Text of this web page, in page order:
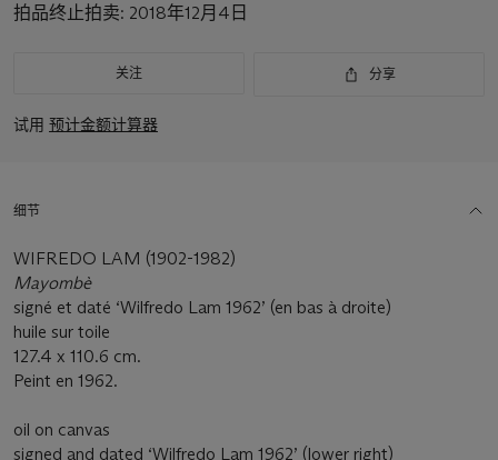
拍品终止拍卖: 2018年12月4日
关注 分享
试用 预计金额计算器
细节
WIFREDO LAM (1902-1982)
Mayombè
signé et daté ‘Wilfredo Lam 1962’ (en bas à droite)
huile sur toile
127.4 x 110.6 cm.
Peint en 1962.
oil on canvas
signed and dated ‘Wilfredo Lam 1962’ (lower right)